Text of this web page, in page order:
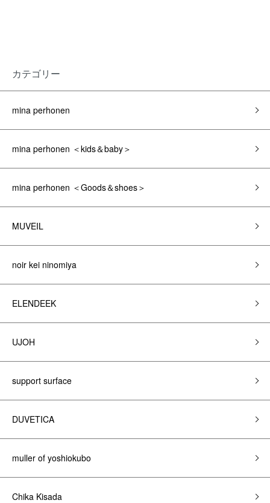
カテゴリー
mina perhonen
mina perhonen ＜kids＆baby＞
mina perhonen ＜Goods＆shoes＞
MUVEIL
noir kei ninomiya
ELENDEEK
UJOH
support surface
DUVETICA
muller of yoshiokubo
Chika Kisada